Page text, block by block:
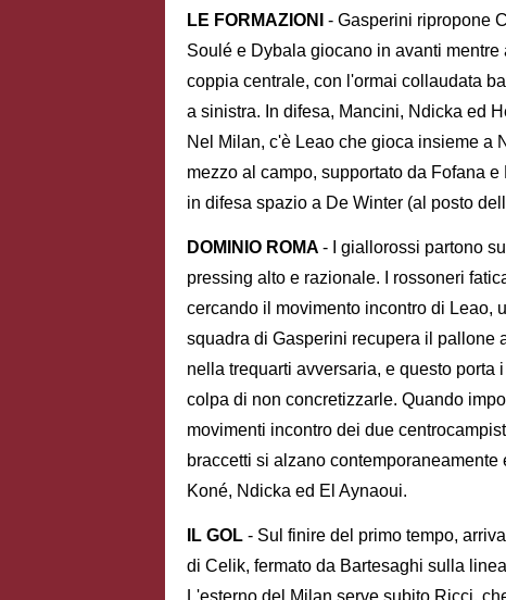
LE FORMAZIONI - Gasperini ripropone
Soulé e Dybala giocano in avanti
coppia centrale, con l'ormai collaudata
a sinistra. In difesa, Mancini, Ndicka ed
Nel Milan, c'è Leao che gioca insieme a
mezzo al campo, supportato da Fofana
in difesa spazio a De Winter (al posto
DOMINIO ROMA - I giallorossi partono
pressing alto e razionale. I rossoneri
cercando il movimento incontro di Leao,
squadra di Gasperini recupera il pallone
nella trequarti avversaria, e questo
colpa di non concretizzarle. Quando
movimenti incontro dei due
braccetti si alzano
Koné, Ndicka ed El Aynaoui.
IL GOL - Sul finire del primo tempo,
di Celik, fermato da Bartesaghi sulla
L'esterno del Milan serve subito Ricci,